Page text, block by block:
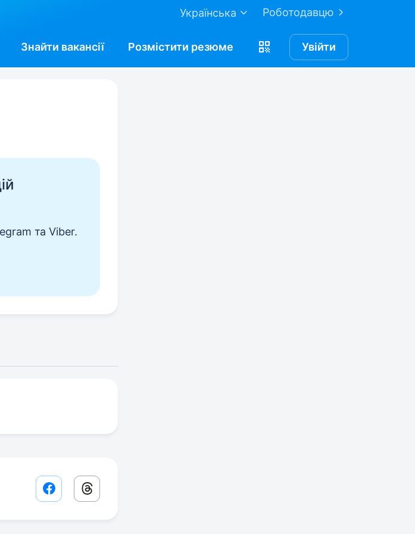
Роботодавцю
Українська
Знайти вакансії Розмістити резюме Увійти
та Viber.
Facebook share link
Threads share link